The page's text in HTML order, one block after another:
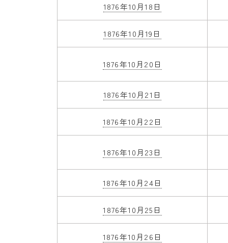
1876年10月18日
1876年10月19日
1876年10月20日
1876年10月21日
1876年10月22日
1876年10月23日
1876年10月24日
1876年10月25日
1876年10月26日